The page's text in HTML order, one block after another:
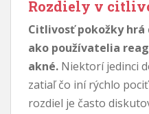
Rozdiely v
Citlivosť pokožky
ako používatelia
akné. Niektorí jedinci
zatiaľ čo iní rýchlo
rozdiel je často